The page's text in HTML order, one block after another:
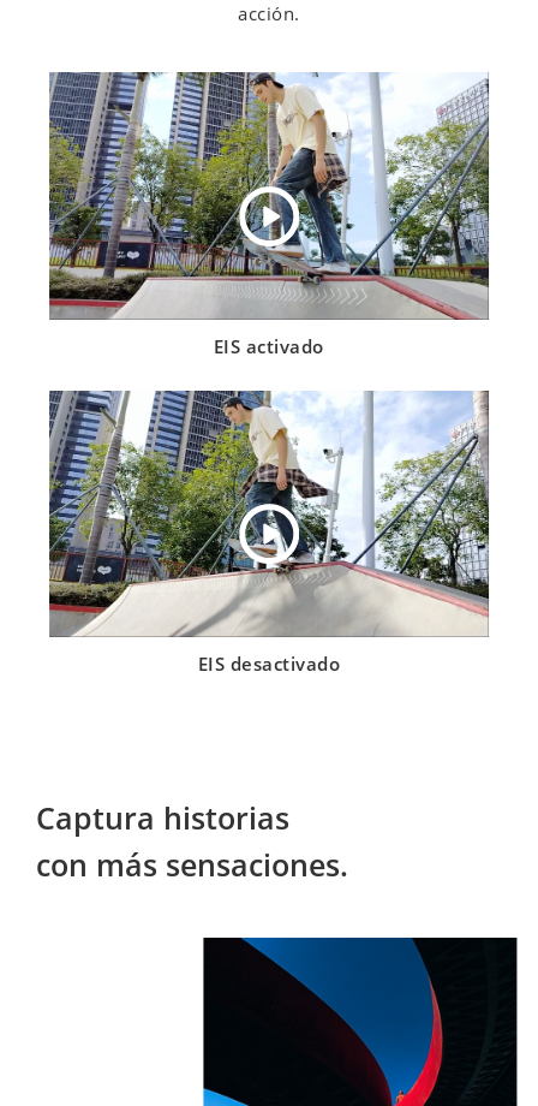
acción.
EIS activado
EIS desactivado
Captura historias
con más sensaciones.